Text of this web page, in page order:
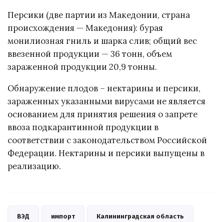
Персики (две партии из Македонии, страна
происхождения — Македония): бурая
монилиозная гниль и шарка слив; общий вес
ввезенной продукции — 36 тонн, объем
зараженной продукции 20,9 тонны.
Обнаружение плодов – нектарины и персики,
зараженных указанными вирусами не является
основанием для принятия решения о запрете
ввоза подкарантинной продукции в
соответствии с законодательством Российской
Федерации. Нектарины и персики выпущены в
реализацию.
ВЭД импорт Калининградская область